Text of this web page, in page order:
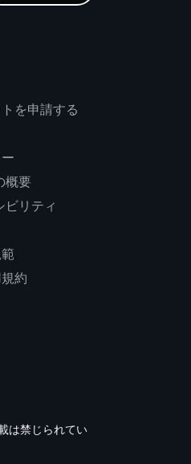
を申請する
概要
ビリティ
約
は禁じられてい